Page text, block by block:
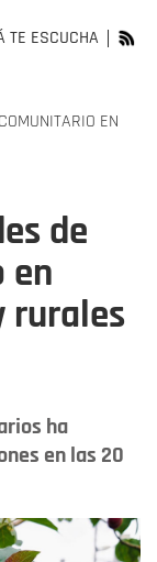
TE ESCUCHA
EN
de
en
rurales
ha
en las 20